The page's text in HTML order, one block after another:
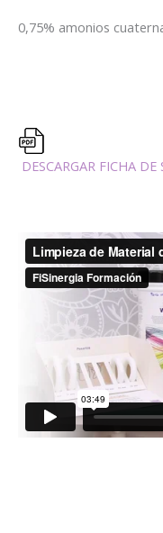
0,75% amonios
DESCARGAR FICHA DE